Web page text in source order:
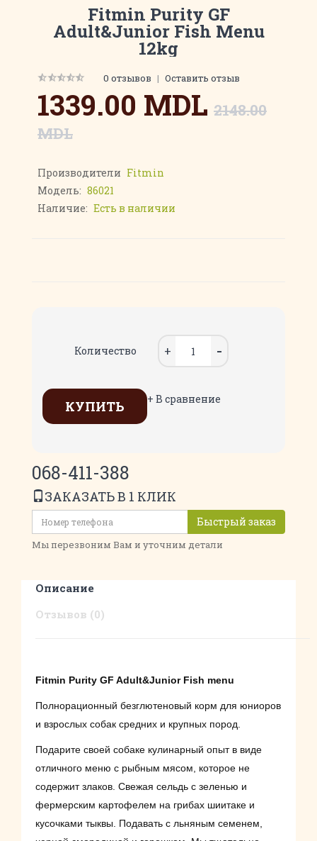
Fitmin Purity GF
Adult&Junior Fish Menu
12kg
0 отзывов | Оставить отзыв
1339.00 MDL 2148.00
MDL
Производители Fitmin
Модель: 86021
Наличие: Есть в наличии
Количество
КУПИТЬ + В сравнение
068-411-388
ЗАКАЗАТЬ В 1 КЛИК
Быстрый заказ
Мы перезвоним Вам и уточним детали
Описание
Отзывов (0)
Fitmin Purity GF Adult&Junior Fish menu
Полнорационный безглютеновый корм для юниоров
и взрослых собак средних и крупных пород.
Подарите своей собаке кулинарный опыт в виде
отличного меню с рыбным мясом, которое не
содержит злаков. Свежая сельдь с зеленью и
фермерским картофелем на грибах шиитаке и
кусочками тыквы. Подавать с льняным семенем,